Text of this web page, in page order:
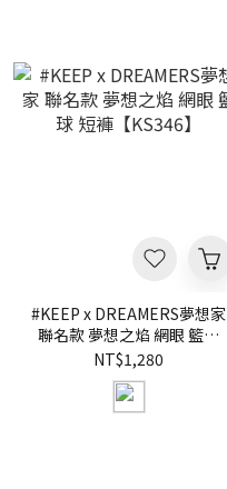
#KEEP x DREAMERS夢想家
聯名款 夢想之焰 網眼 籃球
短褲【KS346】
NT$1,280